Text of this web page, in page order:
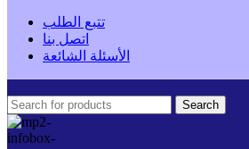
تتبع الطلب
اتصل بنا
الأسئلة الشائعة
Search